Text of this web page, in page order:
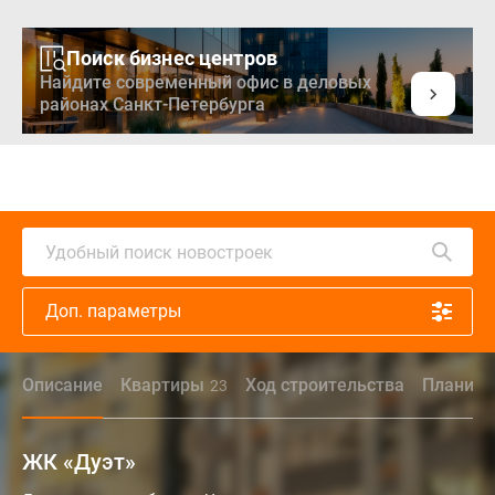
Поиск бизнес центров
Найдите современный офис в деловых
районах Санкт-Петербурга
Удобный поиск новостроек
Доп. параметры
Описание Квартиры 23 Ход строительства
ЖК «Дуэт»